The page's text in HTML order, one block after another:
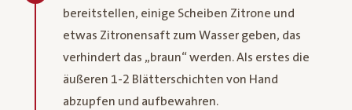
bereitstellen, einige Scheiben Zitrone und
etwas Zitronensaft zum Wasser geben, das
verhindert das „braun“ werden. Als erstes die
äußeren 1-2 Blätterschichten von Hand
abzupfen und aufbewahren.